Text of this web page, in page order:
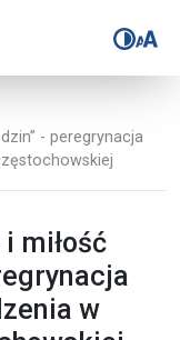
–
- peregrynacja
miłość
w